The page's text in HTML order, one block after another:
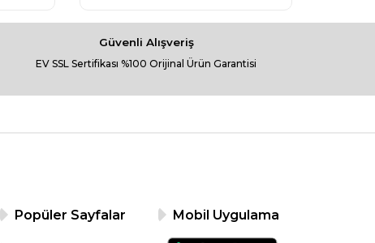
Güvenli Alışveriş
EV SSL Sertifikası %100 Orijinal Ürün Garantisi
Popüler Sayfalar Mobil Uygulama